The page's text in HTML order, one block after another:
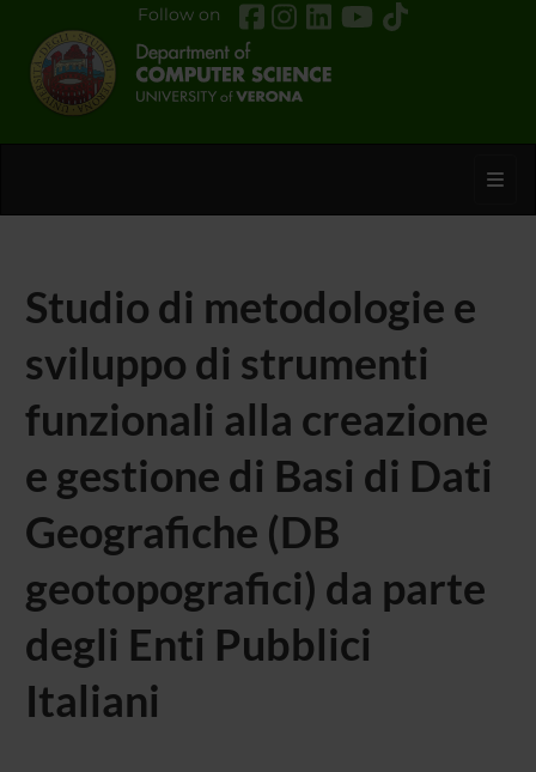
Follow on
Studio di metodologie e
sviluppo di strumenti
funzionali alla creazione
e gestione di Basi di Dati
Geografiche (DB
geotopografici) da parte
degli Enti Pubblici
Italiani